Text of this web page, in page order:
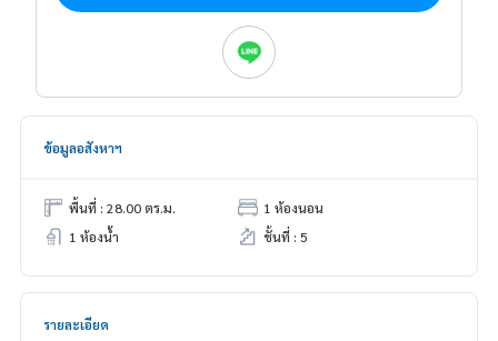
ข้อมูลอสังหาฯ
พื้นที่ : 28.00 ตร.ม.
1 ห้องนอน
1 ห้องน้ำ
ชั้นที่ : 5
รายละเอียด